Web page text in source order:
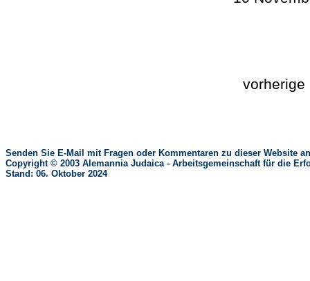
Senden Sie E-Mail mit Fragen oder Kommentaren zu dieser Website
Copyright © 2003 Alemannia Judaica - Arbeitsgemeinschaft für die
Stand: 06. Oktober 2024